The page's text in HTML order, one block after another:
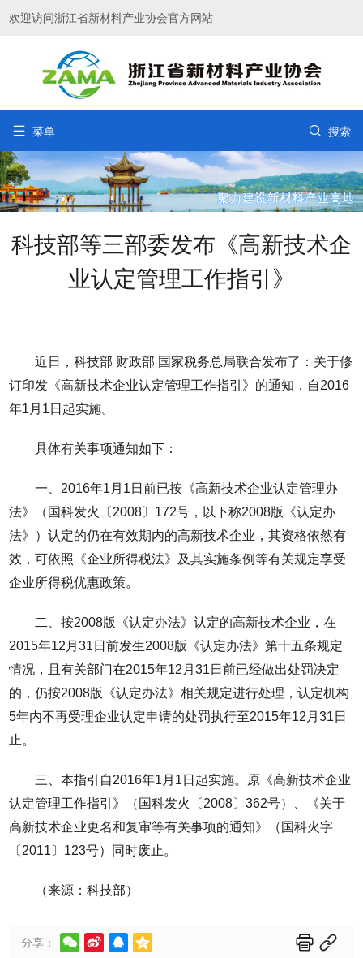
欢迎访问浙江省新材料产业协会官方网站
 菜单  搜索
科技部等三部委发布《高新技术企
业认定管理工作指引》
近日，科技部 财政部 国家税务总局联合发布了：关于修
订印发《高新技术企业认定管理工作指引》的通知，自2016
年1月1日起实施。
具体有关事项通知如下：
一、2016年1月1日前已按《高新技术企业认定管理办
法》（国科发火〔2008〕172号，以下称2008版《认定办
法》）认定的仍在有效期内的高新技术企业，其资格依然有
效，可依照《企业所得税法》及其实施条例等有关规定享受
企业所得税优惠政策。
二、按2008版《认定办法》认定的高新技术企业，在
2015年12月31日前发生2008版《认定办法》第十五条规定
情况，且有关部门在2015年12月31日前已经做出处罚决定
的，仍按2008版《认定办法》相关规定进行处理，认定机构
5年内不再受理企业认定申请的处罚执行至2015年12月31日
止。
三、本指引自2016年1月1日起实施。原《高新技术企业
认定管理工作指引》（国科发火〔2008〕362号）、《关于
高新技术企业更名和复审等有关事项的通知》（国科火字
〔2011〕123号）同时废止。
（来源：科技部）
分享：      